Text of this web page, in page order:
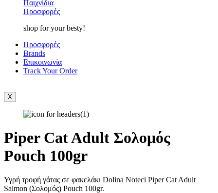
Παιχνίδια
Προσφορές
shop for your besty!
Προσφορές
Brands
Επικοινωνία
Track Your Order
X
Piper Cat Adult Σολομός
Pouch 100gr
Υγρή τροφή γάτας σε φακελάκι Dolina Noteci Piper Cat Adult
Salmon (Σολομός) Pouch 100gr.